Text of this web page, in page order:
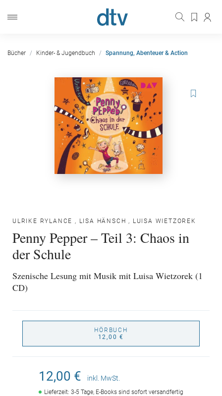
Bücher Kinder- & Jugendbuch Spannung, Abenteuer & Action
ULRIKE RYLANCE , LISA HÄNSCH , LUISA WIETZOREK
Penny Pepper – Teil 3: Chaos in
der Schule
Szenische Lesung mit Musik mit Luisa Wietzorek (1
CD)
HÖRBUCH
12,00 €
12,00 € inkl. MwSt.
Lieferzeit: 3-5 Tage, E-Books sind sofort versandfertig